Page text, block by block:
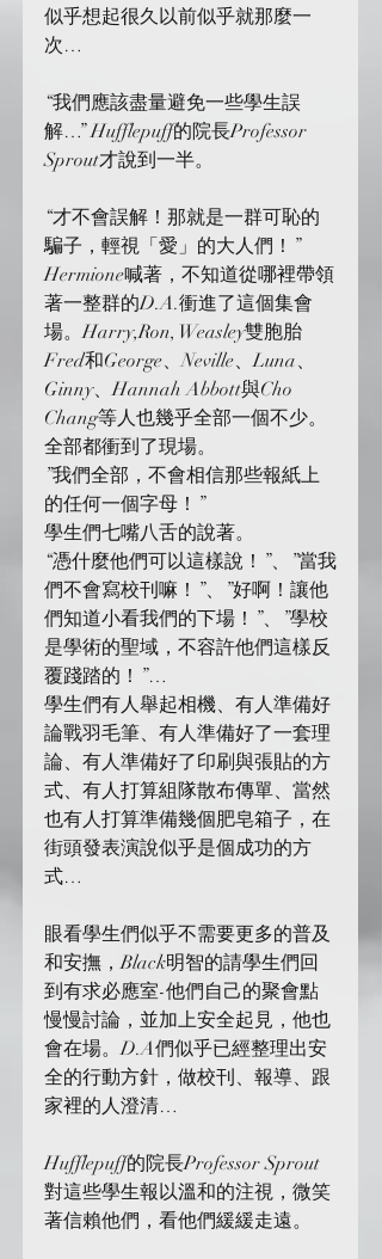
似乎想起很久以前似乎就那麼一
次…
“我們應該盡量避免一些學生誤
解…” Hufflepuff的院長Professor
Sprout才說到一半。
“才不會誤解！那就是一群可恥的
騙子，輕視「愛」的大人們！”
Hermione喊著，不知道從哪裡帶領
著一整群的D.A.衝進了這個集會
場。Harry,Ron, Weasley雙胞胎
Fred和George、Neville、Luna、
Ginny、Hannah Abbott與Cho
Chang等人也幾乎全部一個不少。
全部都衝到了現場。
”我們全部，不會相信那些報紙上
的任何一個字母！”
學生們七嘴八舌的說著。
“憑什麼他們可以這樣說！”、”當我
們不會寫校刊嘛！”、”好啊！讓他
們知道小看我們的下場！”、”學校
是學術的聖域，不容許他們這樣反
覆踐踏的！”…
學生們有人舉起相機、有人準備好
論戰羽毛筆、有人準備好了一套理
論、有人準備好了印刷與張貼的方
式、有人打算組隊散布傳單、當然
也有人打算準備幾個肥皂箱子，在
街頭發表演說似乎是個成功的方
式…
眼看學生們似乎不需要更多的普及
和安撫，Black明智的請學生們回
到有求必應室-他們自己的聚會點
慢慢討論，並加上安全起見，他也
會在場。D.A們似乎已經整理出安
全的行動方針，做校刊、報導、跟
家裡的人澄清…
Hufflepuff的院長Professor Sprout
對這些學生報以溫和的注視，微笑
著信賴他們，看他們緩緩走遠。